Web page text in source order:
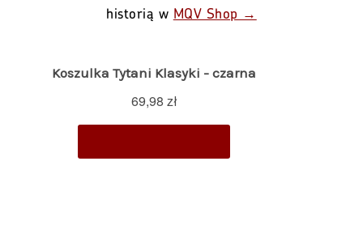
historią w MQV Shop →